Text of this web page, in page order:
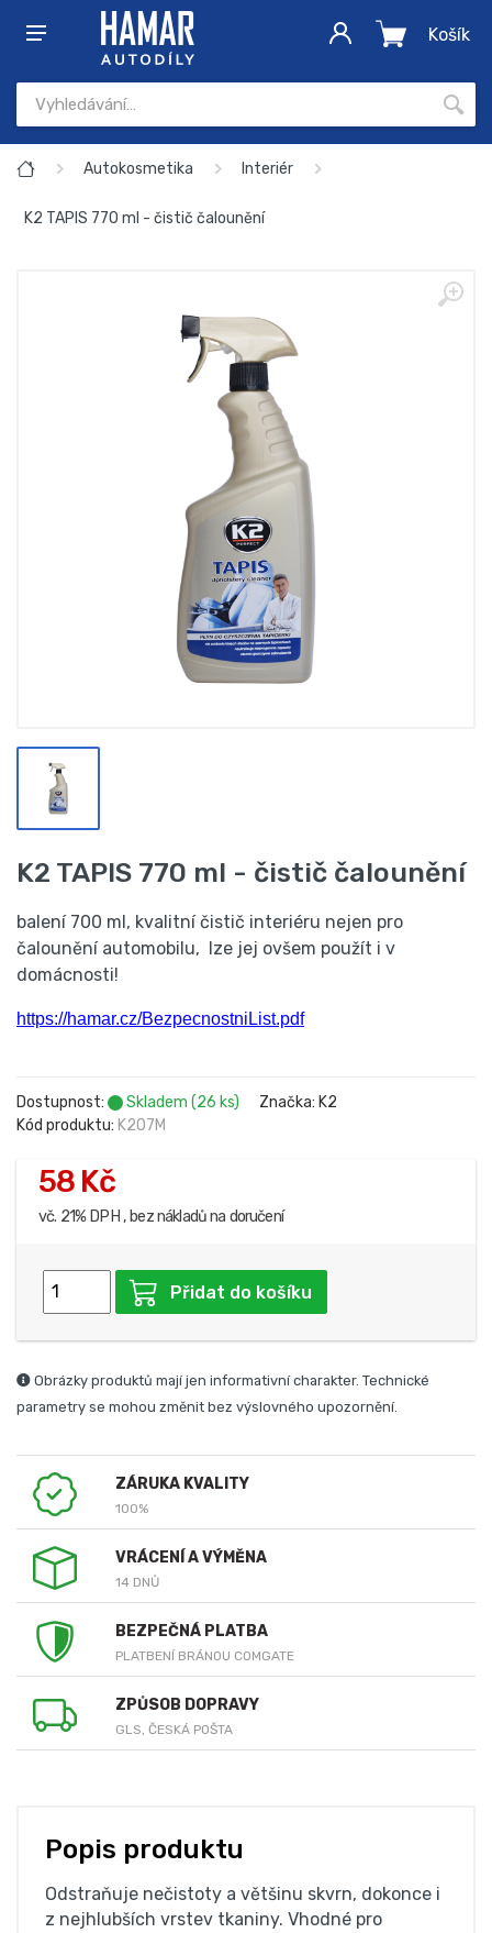
Košík
Autokosmetika Interiér
K2 TAPIS 770 ml - čistič čalounění
K2 TAPIS 770 ml - čistič čalounění
balení 700 ml, kvalitní čistič interiéru nejen pro
čalounění automobilu, lze jej ovšem použít i v
domácnosti!
https://hamar.cz/BezpecnostniList.pdf
Dostupnost: Skladem (26 ks)
Značka: K2
Kód produktu: K207M
58 Kč
vč. 21% DPH , bez nákladů na doručení
Přidat do košíku
Obrázky produktů mají jen informativní charakter. Technické
parametry se mohou změnit bez výslovného upozornění.
ZÁRUKA KVALITY
100%
VRÁCENÍ A VÝMĚNA
14 DNŮ
BEZPEČNÁ PLATBA
PLATBENÍ BRÁNOU COMGATE
ZPŮSOB DOPRAVY
GLS, ČESKÁ POŠTA
Popis produktu
Odstraňuje nečistoty a většinu skvrn, dokonce i
z nejhlubších vrstev tkaniny. Vhodné pro